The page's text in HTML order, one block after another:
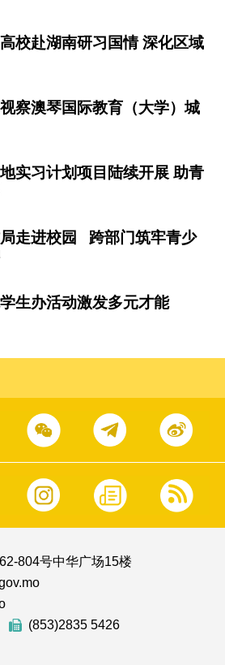
校赴湖南研习国情 深化区域
察澳琴国际教育（大学）城
实习计划项目陆续开展 助青
走进校园 跨部门筑牢青少
生办活动激发多元才能
804号中华广场15楼
(853)2835 5426